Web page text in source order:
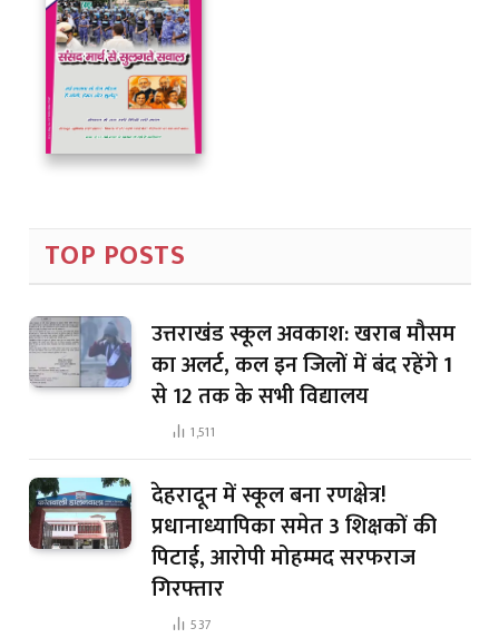
TOP POSTS
उत्तराखंड स्कूल अवकाश: खराब मौसम
का अलर्ट, कल इन जिलों में बंद रहेंगे 1
से 12 तक के सभी विद्यालय
1,511
देहरादून में स्कूल बना रणक्षेत्र!
प्रधानाध्यापिका समेत 3 शिक्षकों की
पिटाई, आरोपी मोहम्मद सरफराज
गिरफ्तार
537